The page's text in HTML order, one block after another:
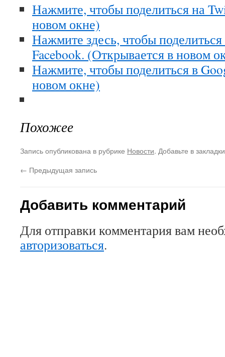
Нажмите, чтобы поделиться на
новом окне)
Нажмите здесь, чтобы
Facebook. (Открывается в новом
Нажмите, чтобы поделиться в
новом окне)
Похожее
Запись опубликована в рубрике Новости. Добавьте в
← Предыдущая запись
Добавить комментарий
Для отправки комментария вам
авторизоваться.